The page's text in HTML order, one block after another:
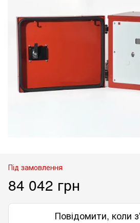
Під замовлення
84 042 грн
Повідомити, коли